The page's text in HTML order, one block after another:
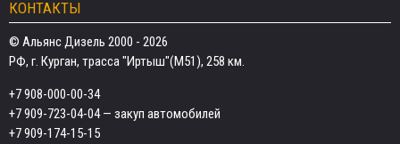
КОНТАКТЫ
© Альянс Дизель 2000 - 2026
РФ, г. Курган, трасса "Иртыш"(М51), 258 км.
+7 908-000-00-34
+7 909-723-04-04— закуп автомобилей
+7 909-174-15-15